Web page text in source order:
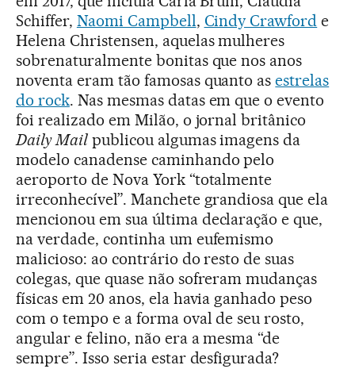
Schiffer, Naomi Campbell, Cindy Crawford e
Helena Christensen, aquelas mulheres
sobrenaturalmente bonitas que nos anos
noventa eram tão famosas quanto asestrelas
do rock. Nas mesmas datas em que o evento
foi realizado em Milão, o jornal britânico
Daily Mailpublicou algumas imagens da
modelo canadense caminhando pelo
aeroporto de Nova York “totalmente
irreconhecível”. Manchete grandiosa que ela
mencionou em sua última declaração e que,
na verdade, continha um eufemismo
malicioso: ao contrário do resto de suas
colegas, que quase não sofreram mudanças
físicas em 20 anos, ela havia ganhado peso
com o tempo e a forma oval de seu rosto,
angular e felino, não era a mesma “de
sempre”. Isso seria estar desfigurada?